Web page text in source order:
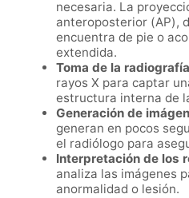
necesaria. La
anteroposterior (AP),
encuentra de pie o
extendida.
Toma de la radiografía
rayos X para captar
estructura interna de
Generación de
generan en pocos
el radiólogo para
Interpretación de los
analiza las imágenes
anormalidad o lesión.